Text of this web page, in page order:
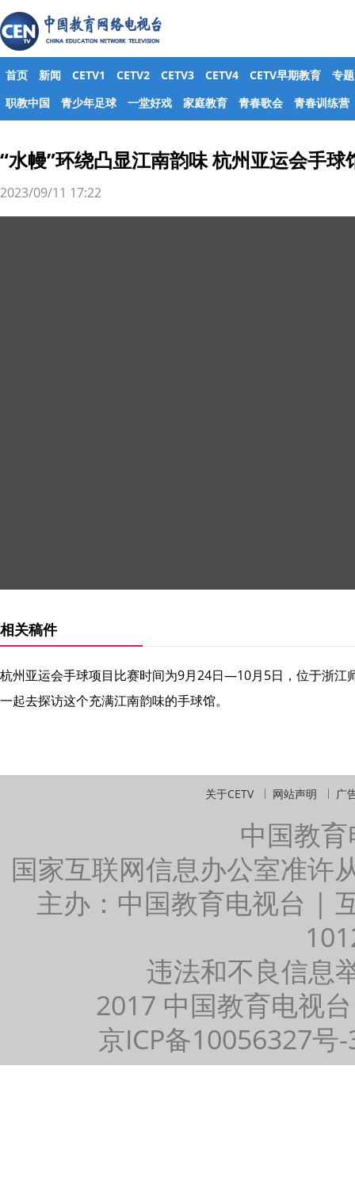
首页 新闻 CETV1 CETV2 CETV3 CETV4 CETV早期教育
专题
职教中国
青少年足球 一堂好戏 家庭教育 青春歌会 青春训练营
“水幔”环绕凸显江南韵味 杭州亚运会手球
2023/09/11 17:22
相关稿件
杭州亚运会手球项目比赛时间为9月24日—10月5日，位于浙江
一起去探访这个充满江南韵味的手球馆。
关于CETV 网站声明 广
中国教
国家互联网信息办公室准许
主办：中国教育电视台 |
违法和不良信息
2017 中国教育电视
京ICP备10056327号